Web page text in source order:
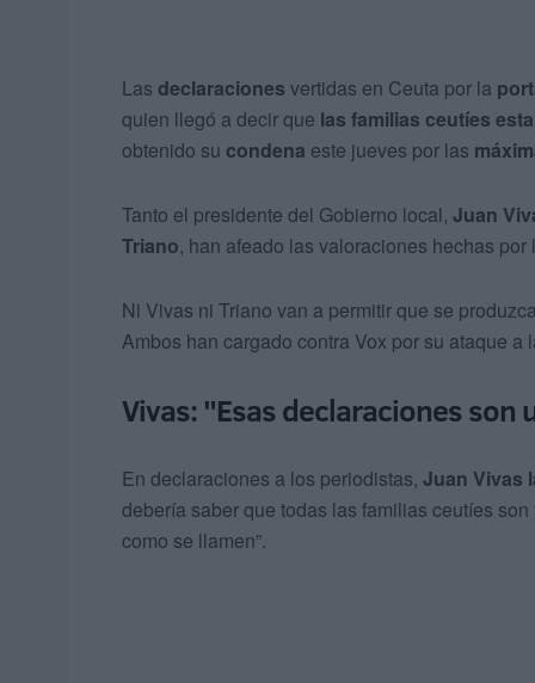
Las declaraciones vertidas en Ceuta por la
quien llegó a decir que las familias ceutíes
obtenido su condena este jueves por las
Tanto el presidente del Gobierno local, Juan
Triano, han afeado las valoraciones hechas por
Ni Vivas ni Triano van a permitir que se
Ambos han cargado contra Vox por su ataque
Vivas: "Esas declaraciones son
En declaraciones a los periodistas, Juan Vivas
debería saber que todas las familias ceutíes
como se llamen”.